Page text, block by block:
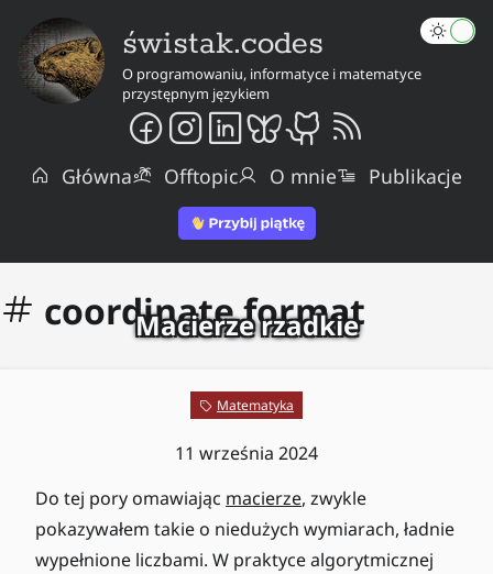
świstak.codes
O programowaniu, informatyce i matematyce
przystępnym językiem
Główna Offtopic O mnie Publikacje
coordinate format
Macierze rzadkie
Matematyka
11 września 2024
Do tej pory omawiając macierze, zwykle
pokazywałem takie o niedużych wymiarach, ładnie
wypełnione liczbami. W praktyce algorytmicznej